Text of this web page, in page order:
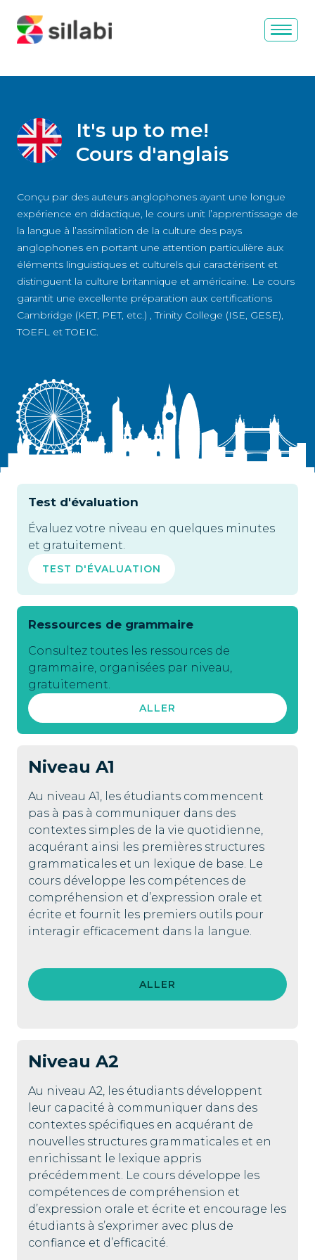
It's up to me!
Cours d'anglais
Conçu par des auteurs anglophones ayant une longue
expérience en didactique, le cours unit l’apprentissage de
la langue à l’assimilation de la culture des pays
anglophones en portant une attention particulière aux
éléments linguistiques et culturels qui caractérisent et
distinguent la culture britannique et américaine. Le cours
garantit une excellente préparation aux certifications
Cambridge (KET, PET, etc.) , Trinity College (ISE, GESE),
TOEFL et TOEIC.
Test d'évaluation
Évaluez votre niveau en quelques minutes
et gratuitement.
TEST D'ÉVALUATION
Ressources de grammaire
Consultez toutes les ressources de
grammaire, organisées par niveau,
gratuitement.
ALLER
Niveau A1
Au niveau A1, les étudiants commencent
pas à pas à communiquer dans des
contextes simples de la vie quotidienne,
acquérant ainsi les premières structures
grammaticales et un lexique de base. Le
cours développe les compétences de
compréhension et d’expression orale et
écrite et fournit les premiers outils pour
interagir efficacement dans la langue.
ALLER
Niveau A2
Au niveau A2, les étudiants développent
leur capacité à communiquer dans des
contextes spécifiques en acquérant de
nouvelles structures grammaticales et en
enrichissant le lexique appris
précédemment. Le cours développe les
compétences de compréhension et
d’expression orale et écrite et encourage les
étudiants à s’exprimer avec plus de
confiance et d’efficacité.